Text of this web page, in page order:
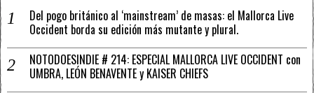
Del pogo británico al ‘mainstream’ de masas: el Mallorca Live
Occident borda su edición más mutante y plural.
NOTODOESINDIE # 214: ESPECIAL MALLORCA LIVE OCCIDENT con
UMBRA, LEÓN BENAVENTE y KAISER CHIEFS